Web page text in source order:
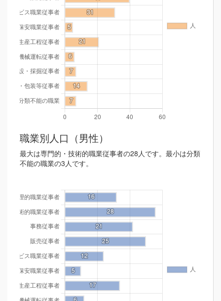
職業別人口（男性）
最大は専門的・技術的職業従事者の28人です。最小は分類
不能の職業の3人です。